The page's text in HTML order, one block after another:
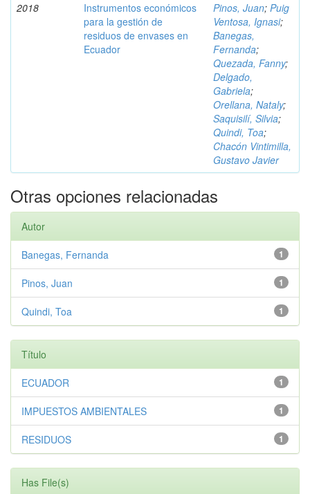
2018
Instrumentos económicos
para la gestión de
residuos de envases en
Ecuador
Pinos, Juan; Puig
Ventosa, Ignasi;
Banegas,
Fernanda;
Quezada, Fanny;
Delgado,
Gabriela;
Orellana, Nataly;
Saquisilí, Silvia;
Quindi, Toa;
Chacón Vintimilla,
Gustavo Javier
Otras opciones relacionadas
Autor
1
Banegas, Fernanda
1
Pinos, Juan
1
Quindi, Toa
Título
1
ECUADOR
1
IMPUESTOS AMBIENTALES
1
RESIDUOS
Has File(s)